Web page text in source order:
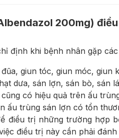
200mg)
định khi bệnh nhân gặp
giun tóc, giun móc, giun
dưa, sán lợn, sán bò, sán
có hiệu quả trên ấu
ấu trùng sán lợn có tổn
điều trị những trường hợp
điều trị này cần phải đánh